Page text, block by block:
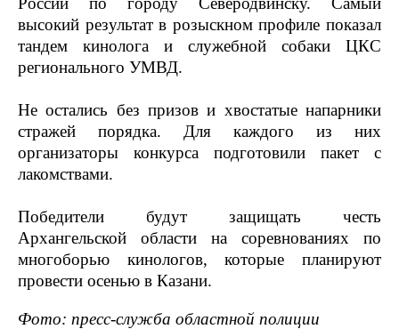
высокий результат в розыскном профиле показал
тандем кинолога и служебной собаки ЦКС
регионального УМВД.
Не остались без призов и хвостатые напарники
стражей порядка. Для каждого из них
организаторы конкурса подготовили пакет с
лакомствами.
Победители будут защищать честь
Архангельской области на соревнованиях по
многоборью кинологов, которые планируют
провести осенью в Казани.
Фото: пресс-служба областной полиции